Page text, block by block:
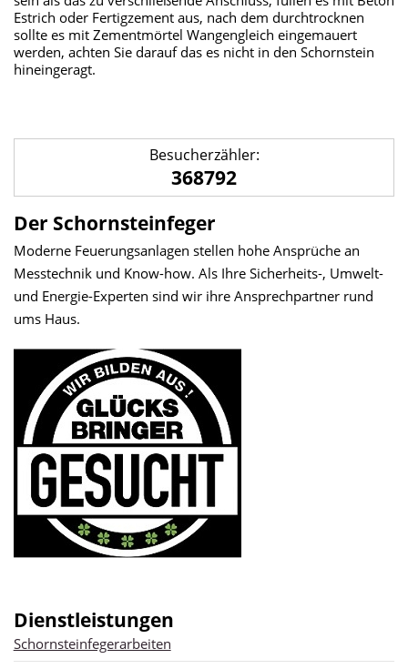
Estrich oder Fertigzement aus, nach dem durchtrocknen
sollte es mit Zementmörtel Wangengleich eingemauert
werden, achten Sie darauf das es nicht in den Schornstein
hineingeragt.
Besucherzähler:
368792
Der Schornsteinfeger
Moderne Feuerungsanlagen stellen hohe Ansprüche an
Messtechnik und Know-how. Als Ihre Sicherheits-, Umwelt-
und Energie-Experten sind wir ihre Ansprechpartner rund
ums Haus.
Dienstleistungen
Schornsteinfegerarbeiten